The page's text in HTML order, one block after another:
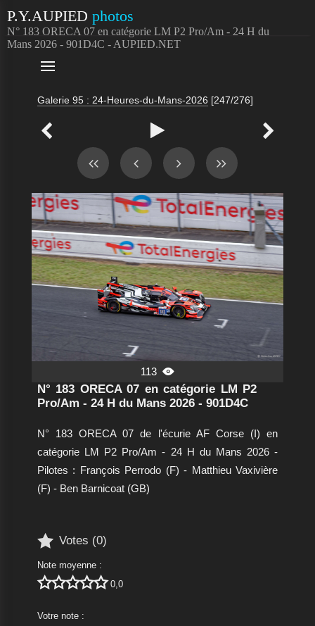
P.Y.AUPIED photos
N° 183 ORECA 07 en catégorie LM P2 Pro/Am - 24 H du
Mans 2026 - 901D4C - AUPIED.NET

Galerie 95 : 24-Heures-du-Mans-2026 [247/276]
  
113 
N° 183 ORECA 07 en catégorie LM P2
Pro/Am - 24 H du Mans 2026 - 901D4C
N° 183 ORECA 07 de l'écurie AF Corse (I) en
catégorie LM P2 Pro/Am - 24 H du Mans 2026 -
Pilotes : François Perrodo (F) - Matthieu Vaxivière
(F) - Ben Barnicoat (GB)
 Votes (0)
Note moyenne :
 0,0
Votre note :